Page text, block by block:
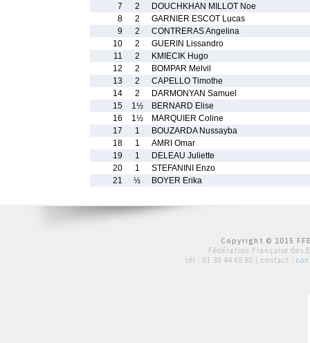
7
2
DOUCHKHAN MILLOT Noe
8
2
GARNIER ESCOT Lucas
9
2
CONTRERAS Angelina
10
2
GUERIN Lissandro
11
2
KMIECIK Hugo
12
2
BOMPAR Melvil
13
2
CAPELLO Timothe
14
2
DARMONYAN Samuel
15
1½
BERNARD Elise
16
1½
MARQUIER Coline
17
1
BOUZARDA Nussayba
18
1
AMRI Omar
19
1
DELEAU Juliette
20
1
STEFANINI Enzo
21
½ BOYER Erika
Copyright © 2015
Fédération Française des
tél : 01 39 44 65 80 | contact :